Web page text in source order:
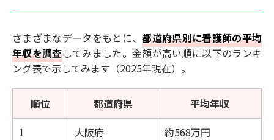
さまざまなデータをもとに、都道府県別に看護師の平均
年収を調査してみました。金額が高い順に以下のランキ
ング表で示してみます（2025年現在）。
順位 都道府県
平均年収
1
大阪府
約568万円